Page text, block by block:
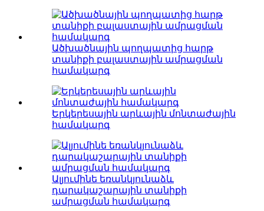
Ածխածնային պողպատից հարթ
տանիքի բալաստային ամրացման
համակարգ
Երկերեսային արևային մոնտաժային
համակարգ
Ալյումինե եռանկյունաձև
դարակաշարային տանիքի
ամրացման համակարգ